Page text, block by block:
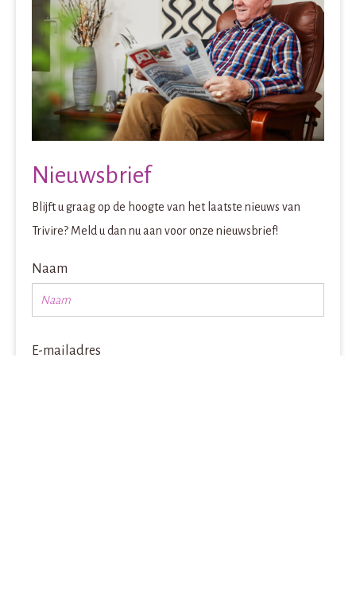
Nieuwsbrief
Blijft u graag op de hoogte van het laatste nieuws van
Trivire? Meld u dan nu aan voor onze nieuwsbrief!
Naam
E-mailadres